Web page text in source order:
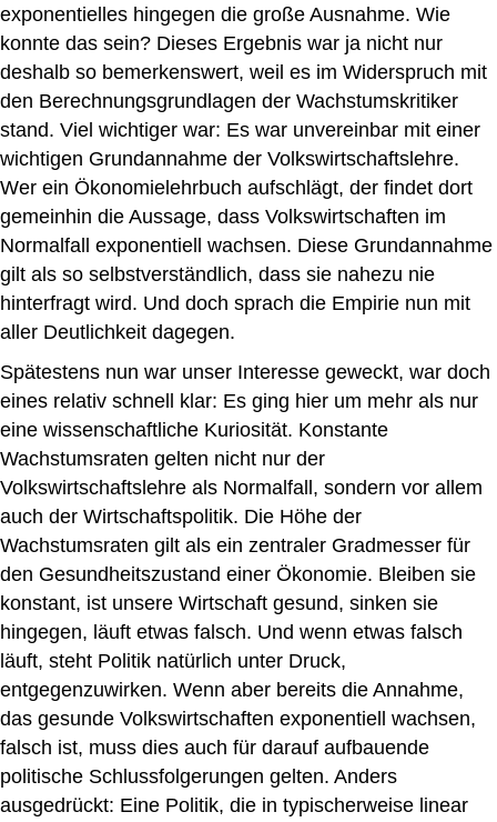
exponentielles hingegen die große Ausnahme. Wie
konnte das sein? Dieses Ergebnis war ja nicht nur
deshalb so bemerkenswert, weil es im Widerspruch mit
den Berechnungsgrundlagen der Wachstumskritiker
stand. Viel wichtiger war: Es war unvereinbar mit einer
wichtigen Grundannahme der Volkswirtschaftslehre.
Wer ein Ökonomielehrbuch aufschlägt, der findet dort
gemeinhin die Aussage, dass Volkswirtschaften im
Normalfall exponentiell wachsen. Diese Grundannahme
gilt als so selbstverständlich, dass sie nahezu nie
hinterfragt wird. Und doch sprach die Empirie nun mit
aller Deutlichkeit dagegen.
Spätestens nun war unser Interesse geweckt, war doch
eines relativ schnell klar: Es ging hier um mehr als nur
eine wissenschaftliche Kuriosität. Konstante
Wachstumsraten gelten nicht nur der
Volkswirtschaftslehre als Normalfall, sondern vor allem
auch der Wirtschaftspolitik. Die Höhe der
Wachstumsraten gilt als ein zentraler Gradmesser für
den Gesundheitszustand einer Ökonomie. Bleiben sie
konstant, ist unsere Wirtschaft gesund, sinken sie
hingegen, läuft etwas falsch. Und wenn etwas falsch
läuft, steht Politik natürlich unter Druck,
entgegenzuwirken. Wenn aber bereits die Annahme,
das gesunde Volkswirtschaften exponentiell wachsen,
falsch ist, muss dies auch für darauf aufbauende
politische Schlussfolgerungen gelten. Anders
ausgedrückt: Eine Politik, die in typischerweise linear